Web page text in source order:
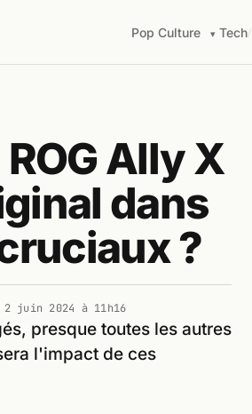
Pop Culture Tech/
Ally X
dans
?
2 juin 2024 à 11h16
presque toutes les autres
l'impact de ces